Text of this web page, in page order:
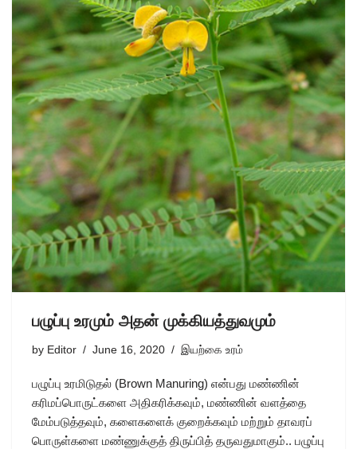
பழுப்பு உரமும் அதன் முக்கியத்துவமும்
by Editor June 16, 2020 இயற்கை உரம்
பழுப்பு உரமிடுதல் (Brown Manuring) என்பது மண்ணின்
கரிமப்பொருட்களை அதிகரிக்கவும், மண்ணின் வளத்தை
மேம்படுத்தவும், களைகளைக் குறைக்கவும் மற்றும் தாவரப்
பொருள்களை மண்ணுக்குத் திருப்பித் தருவதுமாகும்.. பழுப்பு